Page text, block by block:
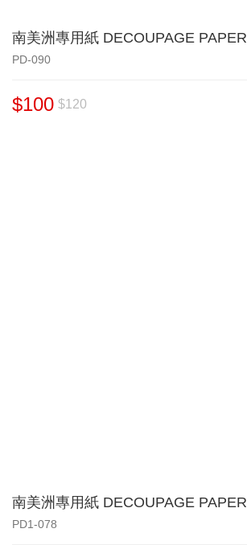
南美洲專用紙 DECOUPAGE PAPER
PD-090
$100 $120
南美洲專用紙 DECOUPAGE PAPER
PD1-078